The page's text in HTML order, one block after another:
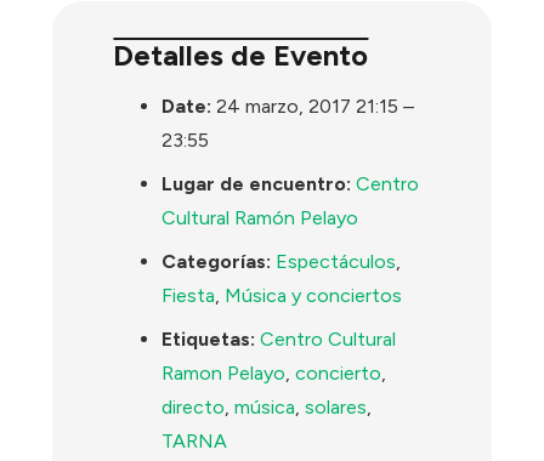
Detalles de Evento
Date: 24 marzo, 2017 21:15 –
23:55
Lugar de encuentro: Centro
Cultural Ramón Pelayo
Categorías: Espectáculos,
Fiesta, Música y conciertos
Etiquetas: Centro Cultural
Ramon Pelayo,concierto,
directo,música,solares,
TARNA